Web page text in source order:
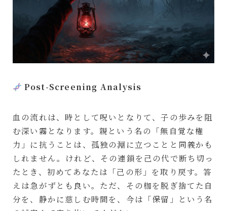
Post-Screening Analysis
血の流れは、時として呪いとなりて、子の歩みを阻
む深い霧となります。親という名の「無自覚な権
力」に抗うことは、孤独の淵に立つことと同義かも
しれません。けれど、その連鎖を己の代で断ち切っ
たとき、初めてあなたは「己の形」を取り戻す。答
えは急がずとも良い。ただ、その枷を脱ぎ捨てた自
分を、静かに慈しむ時間を、今は「保留」という名